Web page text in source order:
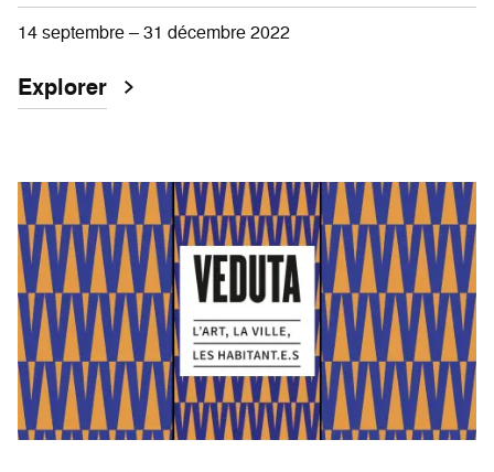
14 septembre – 31 décembre 2022
Explorer